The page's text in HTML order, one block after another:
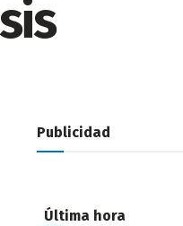
Publicidad
Última hora